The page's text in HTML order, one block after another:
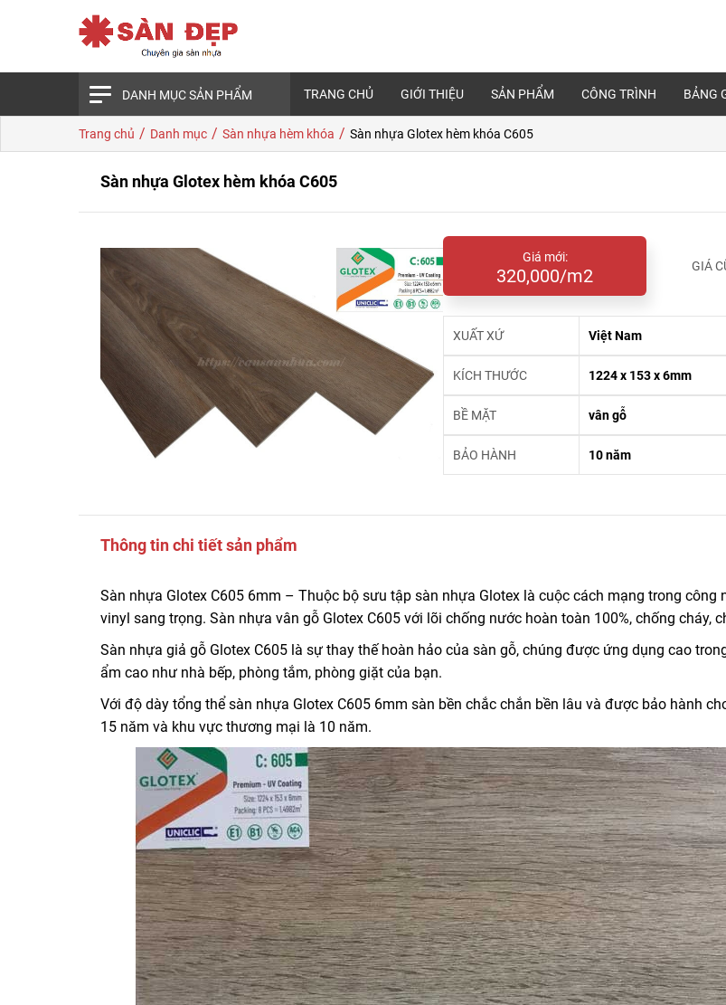
DANH MỤC SẢN PHẨM TRANG CHỦ GIỚI THIỆU SẢN PHẨM CÔNG TRÌNH BẢNG
Trang chủ / Danh mục / Sàn nhựa hèm khóa / Sàn nhựa Glotex hèm khóa C605
Sàn nhựa Glotex hèm khóa C605
Giá mới:
320,000/m2 GIÁ
XUẤT XỨ Việt Nam
KÍCH THƯỚC 1224 x 153 x 6mm
BỀ MẶT vân gỗ
BẢO HÀNH 10 năm
Thông tin chi tiết sản phẩm
Sàn nhựa Glotex C605 6mm – Thuộc bộ sưu tập sàn nhựa Glotex là cuộc cách mạng trong công
vinyl sang trọng. Sàn nhựa vân gỗ Glotex C605 với lõi chống nước hoàn toàn 100%, chống cháy,
Sàn nhựa giả gỗ Glotex C605 là sự thay thế hoàn hảo của sàn gỗ, chúng được ứng dụng cao
ẩm cao như nhà bếp, phòng tắm, phòng giặt của bạn.
Với độ dày tổng thể sàn nhựa Glotex C605 6mm sàn bền chắc chắn bền lâu và được bảo hành
15 năm và khu vực thương mại là 10 năm.